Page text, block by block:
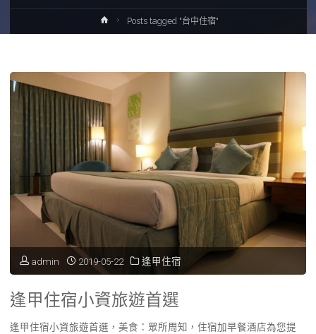
HomePosts tagged "台中住宿"
admin 2019-05-22 逢甲住宿
逢甲住宿小資旅遊首選
逢甲住宿小資旅遊首選‎，美食：眾所周知，住宿加早餐酒店為您提